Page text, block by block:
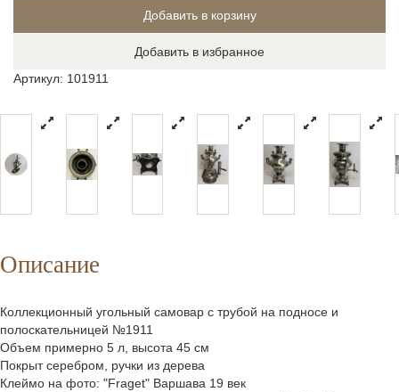
Добавить в избранное
Артикул: 101911
Описание
Коллекционный угольный самовар с трубой на подносе и
полоскательницей №1911
Объем примерно 5 л, высота 45 см
Покрыт серебром, ручки из дерева
Клеймо на фото: "Fraget" Варшава 19 век